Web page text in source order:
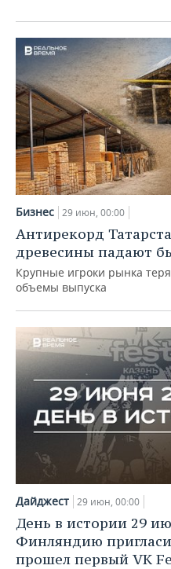
Бизнес 29 июн, 00:00
Антирекорд
древесины падают
Крупные игроки рынка
объемы выпуска
Дайджест 29 июн, 00:00
День в истории 29
Финляндию
прошел первый VK